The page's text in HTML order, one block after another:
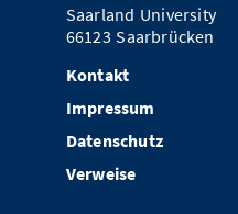
Saarland University
66123 Saarbrücken
Kontakt
Impressum
Datenschutz
Verweise